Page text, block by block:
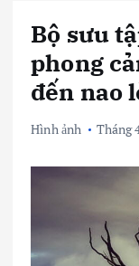
Bộ sưu
phong
đến nao
Hình ảnh Tháng